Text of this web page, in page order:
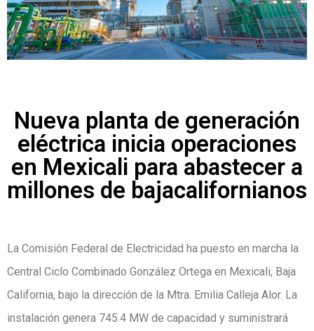
Nueva planta de generación
eléctrica inicia operaciones
en Mexicali para abastecer a
millones de bajacalifornianos
La Comisión Federal de Electricidad ha puesto en marcha la
Central Ciclo Combinado González Ortega en Mexicali, Baja
California, bajo la dirección de la Mtra. Emilia Calleja Alor. La
instalación genera 745.4 MW de capacidad y suministrará